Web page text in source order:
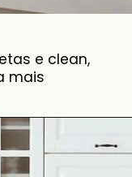
e clean,
mais